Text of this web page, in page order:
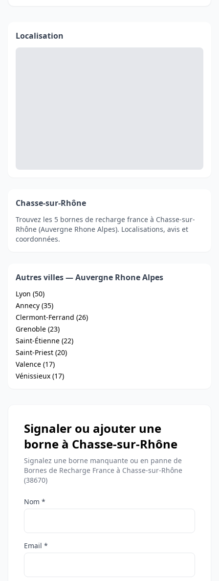
Localisation
Chasse-sur-Rhône
Trouvez les 5 bornes de recharge france à Chasse-sur-
Rhône (Auvergne Rhone Alpes). Localisations, avis et
coordonnées.
Autres villes — Auvergne Rhone Alpes
Lyon (50)
Annecy (35)
Clermont-Ferrand (26)
Grenoble (23)
Saint-Étienne (22)
Saint-Priest (20)
Valence (17)
Vénissieux (17)
Signaler ou ajouter une
borne à Chasse-sur-Rhône
Signalez une borne manquante ou en panne de
Bornes de Recharge France à Chasse-sur-Rhône
(38670)
Nom *
Email *